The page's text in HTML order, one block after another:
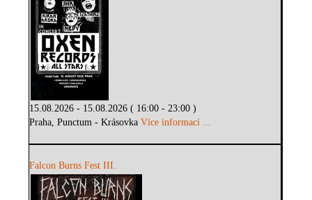
15.08.2026 - 15.08.2026 ( 16:00 - 23:00 )
Praha, Punctum - KrásovkaVíce informací ...
Falcon Burns Fest III.